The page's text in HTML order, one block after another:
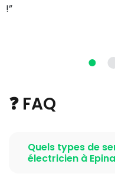
!”
❓ FAQ
Quels types de
électricien à